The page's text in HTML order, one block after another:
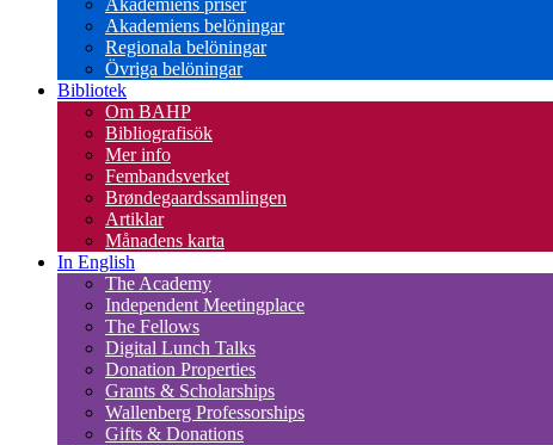
Akademiens priser
Akademiens belöningar
Regionala belöningar
Övriga belöningar
Bibliotek
Om BAHP
Bibliografisök
Mer info
Fembandsverket
Brøndegaardssamlingen
Artiklar
Månadens karta
In English
The Academy
Independent Meetingplace
The Fellows
Digital Lunch Talks
Donation Properties
Grants & Scholarships
Wallenberg Professorships
Gifts & Donations